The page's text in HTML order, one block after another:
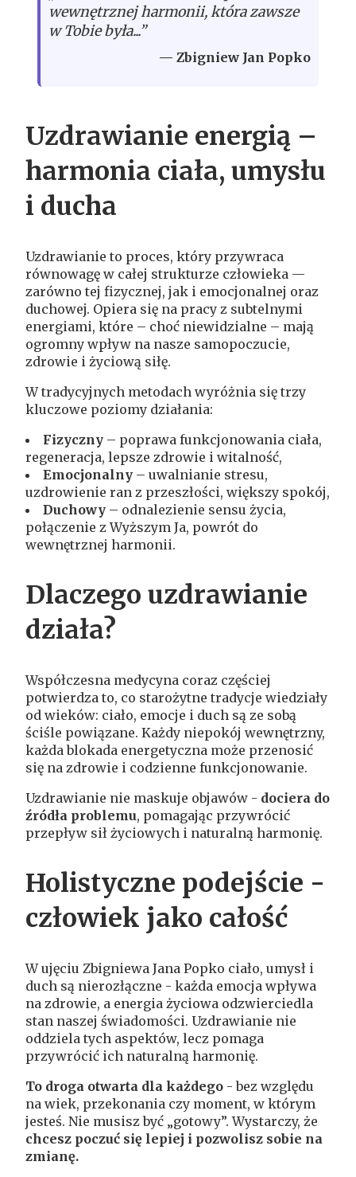
wewnętrznej harmonii, która zawsze
w Tobie była...”
— Zbigniew Jan Popko
Uzdrawianie energią –
harmonia ciała, umysłu
i ducha
Uzdrawianie to proces, który przywraca
równowagę w całej strukturze człowieka —
zarówno tej fizycznej, jak i emocjonalnej oraz
duchowej. Opiera się na pracy z subtelnymi
energiami, które – choć niewidzialne – mają
ogromny wpływ na nasze samopoczucie,
zdrowie i życiową siłę.
W tradycyjnych metodach wyróżnia się trzy
kluczowe poziomy działania:
Fizyczny – poprawa funkcjonowania ciała,
regeneracja, lepsze zdrowie i witalność,
Emocjonalny – uwalnianie stresu,
uzdrowienie ran z przeszłości, większy spokój,
Duchowy – odnalezienie sensu życia,
połączenie z Wyższym Ja, powrót do
wewnętrznej harmonii.
Dlaczego uzdrawianie
działa?
Współczesna medycyna coraz częściej
potwierdza to, co starożytne tradycje wiedziały
od wieków: ciało, emocje i duch są ze sobą
ściśle powiązane. Każdy niepokój wewnętrzny,
każda blokada energetyczna może przenosić
się na zdrowie i codzienne funkcjonowanie.
Uzdrawianie nie maskuje objawów - dociera do
źródła problemu, pomagając przywrócić
przepływ sił życiowych i naturalną harmonię.
Holistyczne podejście -
człowiek jako całość
W ujęciu Zbigniewa Jana Popko ciało, umysł i
duch są nierozłączne - każda emocja wpływa
na zdrowie, a energia życiowa odzwierciedla
stan naszej świadomości. Uzdrawianie nie
oddziela tych aspektów, lecz pomaga
przywrócić ich naturalną harmonię.
To droga otwarta dla każdego - bez względu
na wiek, przekonania czy moment, w którym
jesteś. Nie musisz być „gotowy”. Wystarczy, że
chcesz poczuć się lepiej i pozwolisz sobie na
zmianę.